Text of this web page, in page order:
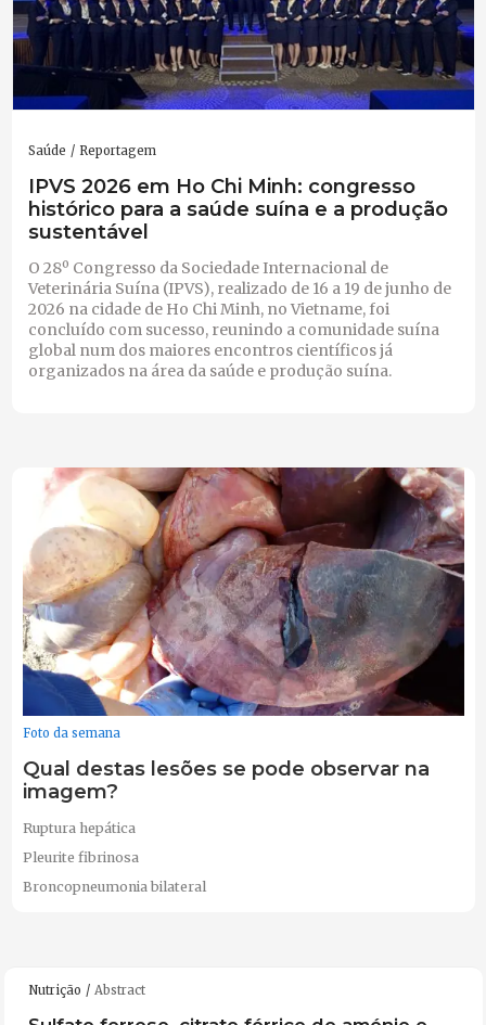
Saúde Reportagem
IPVS 2026 em Ho Chi Minh: congresso
histórico para a saúde suína e a produção
sustentável
O 28º Congresso da Sociedade Internacional de
Veterinária Suína (IPVS), realizado de 16 a 19 de junho de
2026 na cidade de Ho Chi Minh, no Vietname, foi
concluído com sucesso, reunindo a comunidade suína
global num dos maiores encontros científicos já
organizados na área da saúde e produção suína.
Foto da semana
Qual destas lesões se pode observar na
imagem?
Ruptura hepática
Pleurite fibrinosa
Broncopneumonia bilateral
Nutrição Abstract